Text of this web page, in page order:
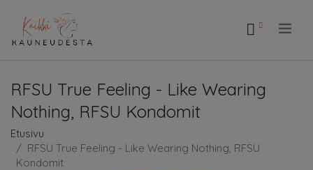
RFSU True Feeling - Like Wearing
Nothing, RFSU Kondomit
Etusivu
RFSU True Feeling - Like Wearing Nothing, RFSU
Kondomit